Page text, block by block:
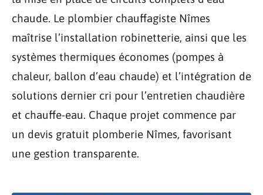
chaude. Le plombier chauffagiste Nîmes
maîtrise l’installation robinetterie, ainsi que les
systèmes thermiques économes (pompes à
chaleur, ballon d’eau chaude) et l’intégration de
solutions dernier cri pour l’entretien chaudière
et chauffe-eau. Chaque projet commence par
un devis gratuit plomberie Nîmes, favorisant
une gestion transparente.